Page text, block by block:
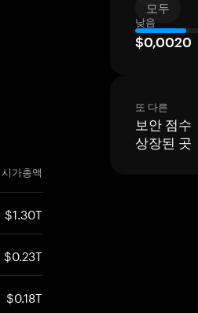
모두
낮음
$0,0020
또 다른
보안 점수
상장된 곳
시가총액
$1.30T
$0.23T
$0.18T